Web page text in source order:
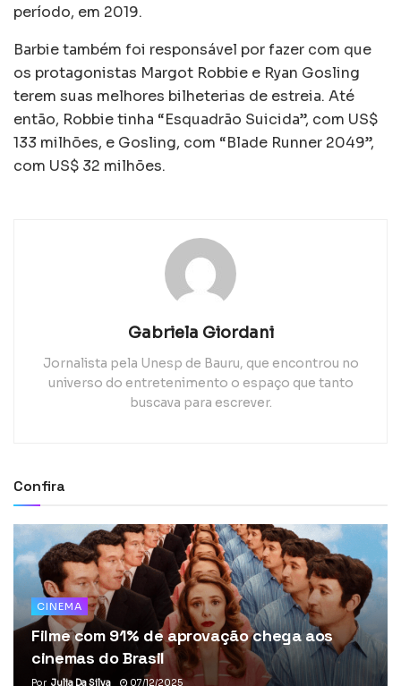
período, em 2019.
Barbie também foi responsável por fazer com que
os protagonistas Margot Robbie e Ryan Gosling
terem suas melhores bilheterias de estreia. Até
então, Robbie tinha “Esquadrão Suicida”, com US$
133 milhões, e Gosling, com “Blade Runner 2049”,
com US$ 32 milhões.
Gabriela Giordani
Jornalista pela Unesp de Bauru, que encontrou no
universo do entretenimento o espaço que tanto
buscava para escrever.
Confira
CINEMA
Filme com 91% de aprovação chega aos
cinemas do Brasil
Por Julia Da Silva 07/12/2025